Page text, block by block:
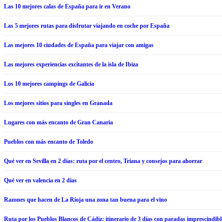
Las 10 mejores calas de España para ir en Verano
Las 5 mejores rutas para disfrutar viajando en coche por España
Las mejores 10 ciudades de España para viajar con amigas
Las mejores experiencias excitantes de la isla de Ibiza
Los 10 mejores campings de Galicia
Los mejores sitios para singles en Granada
Lugares con más encanto de Gran Canaria
Pueblos con más encanto de Toledo
Qué ver en Sevilla en 2 días: ruta por el centro, Triana y consejos para ahorrar
Qué ver en valencia en 2 días
Razones que hacen de La Rioja una zona tan buena para el vino
Ruta por los Pueblos Blancos de Cádiz: itinerario de 3 días con paradas